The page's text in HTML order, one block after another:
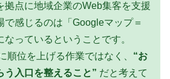
拠点に地域企業のWeb集客を支援
で感じるのは「Googleマップ＝
っているということです。
順位を上げる作業ではなく、 “お
う入口を整えること” だと考えて